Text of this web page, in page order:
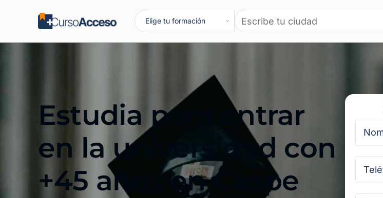
Estudia para entrar
en la universidad con
+45 años en Caspe​